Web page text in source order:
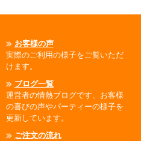
お客様の声
実際のご利用の様子をご覧いただ
けます。
ブログ一覧
運営者の情熱ブログです、お客様
の喜びの声やパーティーの様子を
更新しています。
ご注文の流れ